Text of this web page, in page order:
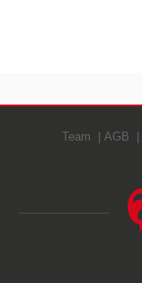
Team AGB